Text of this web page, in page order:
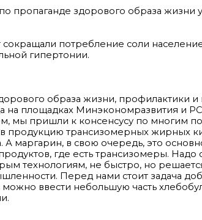
пропаганде здорового образа жизни
потребление соли
гипертонии.
образа жизни, профилактики
на площадках Минэкономразвития
мы пришли к консенсусу по многим
продукцию трансизомерных жирных
маргарин, в свою очередь, это
где есть трансизомеры. Надо
технологиям, не быстро, но
Перед нами стоит задача
ввести небольшую часть